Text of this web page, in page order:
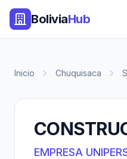
BoliviaHub
Inicio Chuquisaca
EMPRESA